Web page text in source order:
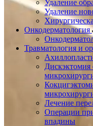
Удаление
Удаление
Онкодерматология
Травматология и
Дискэктомия
Лечение
Операции
впадины